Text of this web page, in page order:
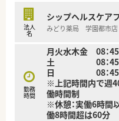
法人
名
シップヘルスケア
みどり薬局 学園都市店
勤務
時間
月火水木金 08：45
土 08：45～
日 08：45～
※上記時間内で週
働時間制
※休憩：実働6時間
働8時間超は60分